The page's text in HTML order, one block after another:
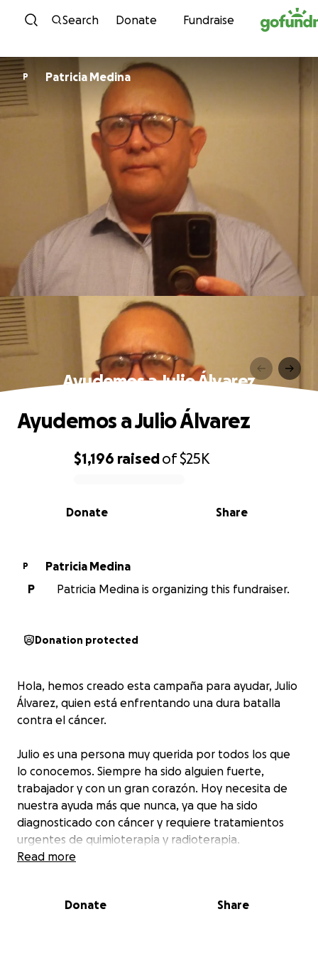
Skip to content
Search Donate Fundraise
P Patricia Medina
Ayudemos a Julio Álvarez
0% complete
$1,196 raisedof$25K
Share
Donate
Ayudemos a Julio Álvarez
P
Patricia Medina
P
Patricia Medina is organizing this fundraiser.
Donation protected
Hola, hemos creado esta campaña para ayudar, Julio
Álvarez, quien está enfrentando una dura batalla
contra el cáncer.
Julio es una persona muy querida por todos los que
lo conocemos. Siempre ha sido alguien fuerte,
trabajador y con un gran corazón. Hoy necesita de
nuestra ayuda más que nunca, ya que ha sido
diagnosticado con cáncer y requiere tratamientos
urgentes de quimioterapia y radioterapia.
cubrir todo lo que implica este proceso:
Read more
Donate Share